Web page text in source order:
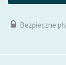
Bezpieczne